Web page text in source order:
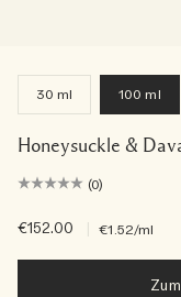
30 ml 100 ml
Honeysuckle &
(0)
€152.00 €1.52/ml